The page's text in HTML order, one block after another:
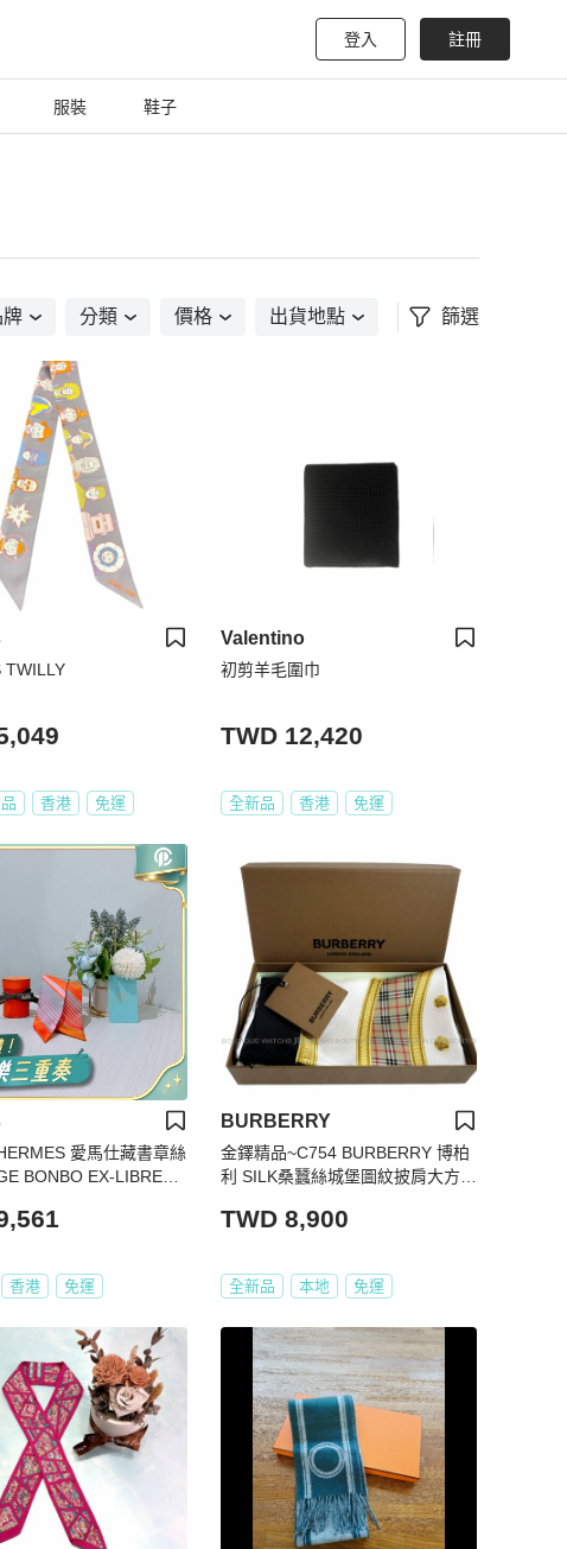
登入 註冊
服裝 鞋子
牌 分類 價格 出貨地點 篩選
TWILLY
香港 免運
Valentino
初剪羊毛圍巾
TWD 12,420
全新品 香港 免運
愛馬仕藏書章絲
BONBO EX-LIBRES
香港 免運
BURBERRY
金鐸精品~C754 BURBERRY 博柏
利 SILK桑蠶絲城堡圖紋披肩大方領
TWD 8,900
全新品 本地 免運